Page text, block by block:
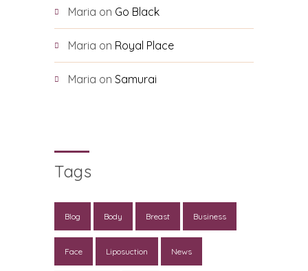
Maria on Go Black
Maria on Royal Place
Maria on Samurai
Tags
Blog Body Breast Business
Face Liposuction News